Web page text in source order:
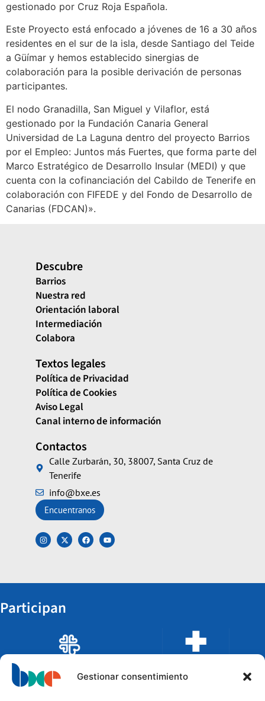
Gestionar consentimiento
gestionado por Cruz Roja Española.
Este Proyecto está enfocado a jóvenes de 16 a 30 años
residentes en el sur de la isla, desde Santiago del Teide
a Güímar y hemos establecido sinergias de
colaboración para la posible derivación de personas
participantes.
El nodo Granadilla, San Miguel y Vilaflor, está
gestionado por la Fundación Canaria General
Universidad de La Laguna dentro del proyecto Barrios
por el Empleo: Juntos más Fuertes, que forma parte del
Marco Estratégico de Desarrollo Insular (MEDI) y que
cuenta con la cofinanciación del Cabildo de Tenerife en
colaboración con FIFEDE y del Fondo de Desarrollo de
Canarias (FDCAN)».
Descubre
Barrios
Nuestra red
Orientación laboral
Intermediación
Colabora
Textos legales
Política de Privacidad
Política de Cookies
Aviso Legal
Canal interno de información
Contactos
Calle Zurbarán, 30, 38007, Santa Cruz de
Tenerife
info@bxe.es
Encuentranos
Participan